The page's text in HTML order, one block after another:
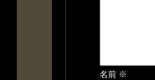
名前 ※